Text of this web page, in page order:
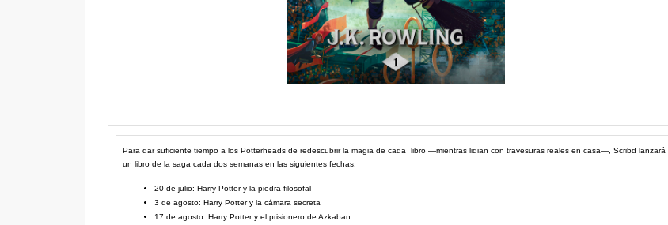
Para dar suficiente tiempo a los Potterheads de redescubrir la magia de cada libro —mientras lidian con travesuras reales en casa—, Scribd lanzará
un libro de la saga cada dos semanas en las siguientes fechas:
20 de julio: Harry Potter y la piedra filosofal
3 de agosto: Harry Potter y la cámara secreta
17 de agosto: Harry Potter y el prisionero de Azkaban